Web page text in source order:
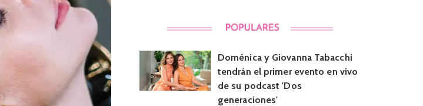
Doménica y Giovanna Tabacchi
tendrán el primer evento en vivo
de su podcast 'Dos
generaciones'